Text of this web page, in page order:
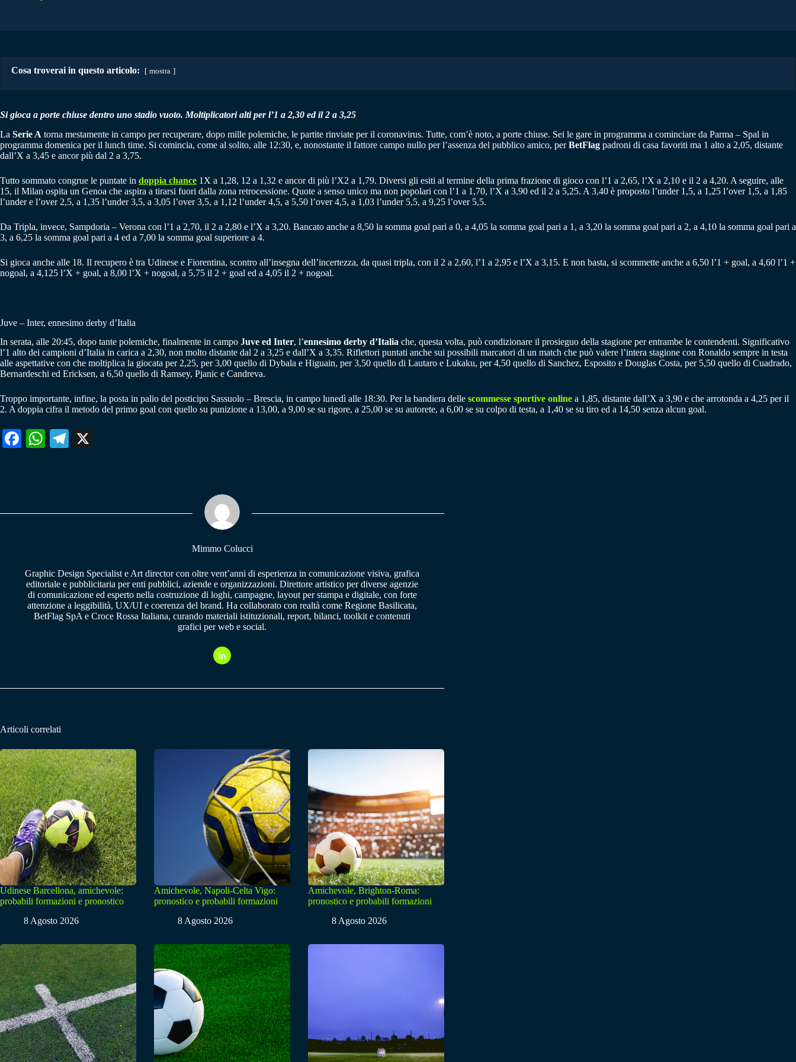
Cosa troverai in questo articolo: mostra
Si gioca a porte chiuse dentro uno stadio vuoto. Moltiplicatori alti per l’1 a 2,30 ed il 2 a 3,25
La Serie A torna mestamente in campo per recuperare, dopo mille polemiche, le partite rinviate per il coronavirus. Tutte, com’è noto, a porte chiuse. Sei le gare in programma a cominciare da Parma – Spal in
programma domenica per il lunch time. Si comincia, come al solito, alle 12:30, e, nonostante il fattore campo nullo per l’assenza del pubblico amico, perBetFlag padroni di casa favoriti ma 1 alto a 2,05, distante
dall’X a 3,45 e ancor più dal 2 a 3,75.
Tutto sommato congrue le puntate in doppia chance 1X a 1,28, 12 a 1,32 e ancor di più l’X2 a 1,79. Diversi gli esiti al termine della prima frazione di gioco con l’1 a 2,65, l’X a 2,10 e il 2 a 4,20. A seguire, alle
15, il Milan ospita un Genoa che aspira a tirarsi fuori dalla zona retrocessione. Quote a senso unico ma non popolari con l’1 a 1,70, l’X a 3,90 ed il 2 a 5,25. A 3,40 è proposto l’under 1,5, a 1,25 l’over 1,5, a 1,85
l’under e l’over 2,5, a 1,35 l’under 3,5, a 3,05 l’over 3,5, a 1,12 l’under 4,5, a 5,50 l’over 4,5, a 1,03 l’under 5,5, a 9,25 l’over 5,5.
Da Tripla, invece, Sampdoria – Verona con l’1 a 2,70, il 2 a 2,80 e l’X a 3,20. Bancato anche a 8,50 la somma goal pari a 0, a 4,05 la somma goal pari a 1, a 3,20 la somma goal pari a 2, a 4,10 la somma goal pari a
3, a 6,25 la somma goal pari a 4 ed a 7,00 la somma goal superiore a 4.
Si gioca anche alle 18. Il recupero è tra Udinese e Fiorentina, scontro all’insegna dell’incertezza, da quasi tripla, con il 2 a 2,60, l’1 a 2,95 e l’X a 3,15. E non basta, si scommette anche a 6,50 l’1 + goal, a 4,60 l’1 +
nogoal, a 4,125 l’X + goal, a 8,00 l’X + nogoal, a 5,75 il 2 + goal ed a 4,05 il 2 + nogoal.
Juve – Inter, ennesimo derby d’Italia
In serata, alle 20:45, dopo tante polemiche, finalmente in campo Juve ed Inter, l’ennesimo derby d’Italia che, questa volta, può condizionare il prosieguo della stagione per entrambe le contendenti. Significativo
l’1 alto dei campioni d’Italia in carica a 2,30, non molto distante dal 2 a 3,25 e dall’X a 3,35. Riflettori puntati anche sui possibili marcatori di un match che può valere l’intera stagione con Ronaldo sempre in testa
alle aspettative con che moltiplica la giocata per 2,25, per 3,00 quello di Dybala e Higuain, per 3,50 quello di Lautaro e Lukaku, per 4,50 quello di Sanchez, Esposito e Douglas Costa, per 5,50 quello di Cuadrado,
Bernardeschi ed Ericksen, a 6,50 quello di Ramsey, Pjanic e Candreva.
Troppo importante, infine, la posta in palio del posticipo Sassuolo – Brescia, in campo lunedì alle 18:30. Per la bandiera delle scommesse sportive online a 1,85, distante dall’X a 3,90 e che arrotonda a 4,25 per il
2. A doppia cifra il metodo del primo goal con quello su punizione a 13,00, a 9,00 se su rigore, a 25,00 se su autorete, a 6,00 se su colpo di testa, a 1,40 se su tiro ed a 14,50 senza alcun goal.
Fa W
pp
Te
m
Mimmo Colucci
Graphic Design Specialist e Art director con oltre vent’anni di esperienza in comunicazione visiva, grafica
editoriale e pubblicitaria per enti pubblici, aziende e organizzazioni. Direttore artistico per diverse agenzie
di comunicazione ed esperto nella costruzione di loghi, campagne, layout per stampa e digitale, con forte
attenzione a leggibilità, UX/UI e coerenza del brand. Ha collaborato con realtà come Regione Basilicata,
BetFlag SpA e Croce Rossa Italiana, curando materiali istituzionali, report, bilanci, toolkit e contenuti
grafici per web e social.
Articoli correlati
Udinese Barcellona, amichevole:
probabili formazioni e pronostico
8 Agosto 2026
Amichevole, Napoli-Celta Vigo:
pronostico e probabili formazioni
8 Agosto 2026
Amichevole, Brighton-Roma:
pronostico e probabili formazioni
8 Agosto 2026